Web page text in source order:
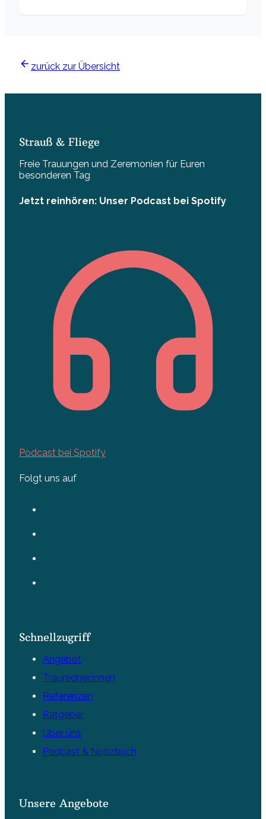
zurück zur Übersicht
Strauß & Fliege
Freie Trauungen und Zeremonien für Euren
besonderen Tag
Jetzt reinhören: Unser Podcast bei Spotify
Podcast bei Spotify
Folgt uns auf
Schnellzugriff
Angebot
Trauredner:innen
Referenzen
Ratgeber
Über uns
Podcast & Notizbuch
Unsere Angebote